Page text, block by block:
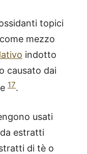
topici
mezzo
indotto
causato dai
17.
usati
estratti
di tè o